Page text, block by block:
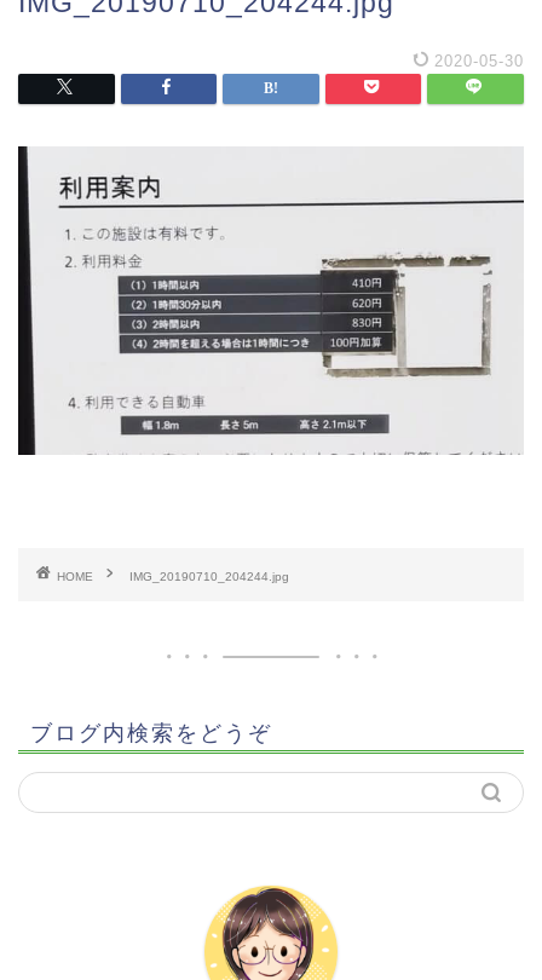
2020-05-30
HOME IMG_20190710_204244.jpg
ブログ内検索をどうぞ